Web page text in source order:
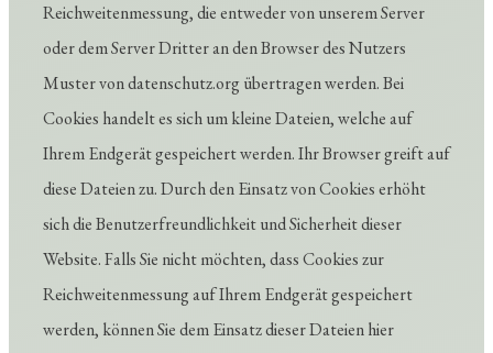
Reichweitenmessung, die entweder von unserem Server
oder dem Server Dritter an den Browser des Nutzers
Muster von datenschutz.org übertragen werden. Bei
Cookies handelt es sich um kleine Dateien, welche auf
Ihrem Endgerät gespeichert werden. Ihr Browser greift auf
diese Dateien zu. Durch den Einsatz von Cookies erhöht
sich die Benutzerfreundlichkeit und Sicherheit dieser
Website. Falls Sie nicht möchten, dass Cookies zur
Reichweitenmessung auf Ihrem Endgerät gespeichert
werden, können Sie dem Einsatz dieser Dateien hier